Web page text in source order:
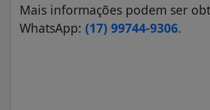
Mais informações podem ser
WhatsApp: (17) 99744-9306.